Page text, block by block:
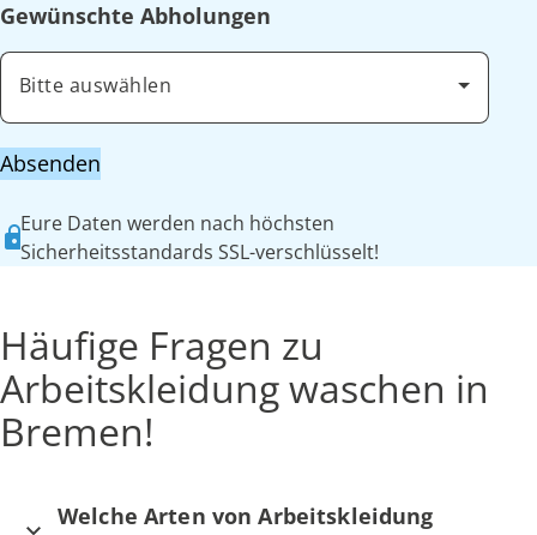
Gewünschte Abholungen
Bitte auswählen
Absenden
Eure Daten werden nach höchsten
Sicherheitsstandards SSL-verschlüsselt!
Häufige Fragen zu
Arbeitskleidung waschen in
Bremen!
Welche Arten von Arbeitskleidung